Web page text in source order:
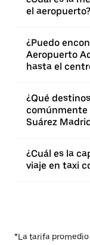
el aeropuerto?
¿Puedo
Aeropuerto
hasta el
¿Qué
comúnmente
Suárez
¿Cuál es la
viaje en taxi
*La tarifa